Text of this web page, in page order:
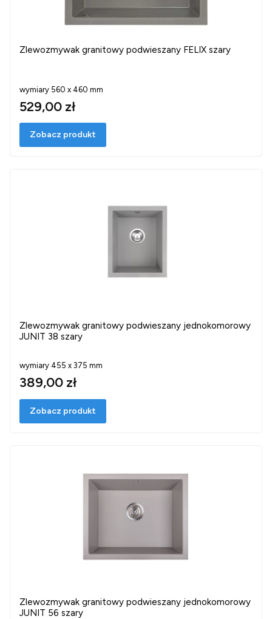
Zlewozmywak granitowy podwieszany FELIX szary
wymiary 560 x 460 mm
529,00 zł
Zobacz produkt
Zlewozmywak granitowy podwieszany jednokomorowy
JUNIT 38 szary
wymiary 455 x 375 mm
389,00 zł
Zobacz produkt
Zlewozmywak granitowy podwieszany jednokomorowy
JUNIT 56 szary